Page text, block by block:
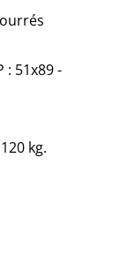
: 51x89 -
kg.